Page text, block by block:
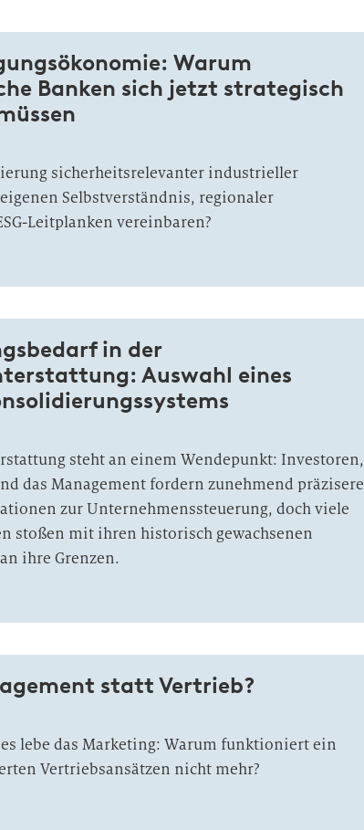
Warum
Banken sich jetzt strategisch
sicherheitsrelevanter industrieller
Selbstverständnis, regionaler
Leitplanken vereinbaren?
in der
Auswahl eines
steht an einem Wendepunkt: Investoren,
das Management fordern zunehmend präzisere
zur Unternehmenssteuerung, doch viele
stoßen mit ihren historisch gewachsenen
ihre Grenzen.
statt Vertrieb?
lebe das Marketing: Warum funktioniert ein
Vertriebsansätzen nicht mehr?